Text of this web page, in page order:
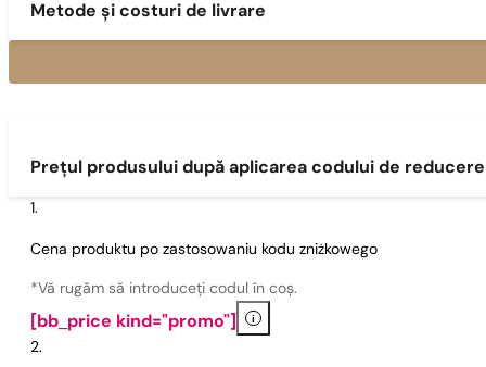
Metode și costuri de livrare
Prețul produsului după aplicarea codului de reducere
Cena produktu po zastosowaniu kodu zniżkowego
*Vă rugăm să introduceți codul în coș.
[bb_price kind="promo"] i